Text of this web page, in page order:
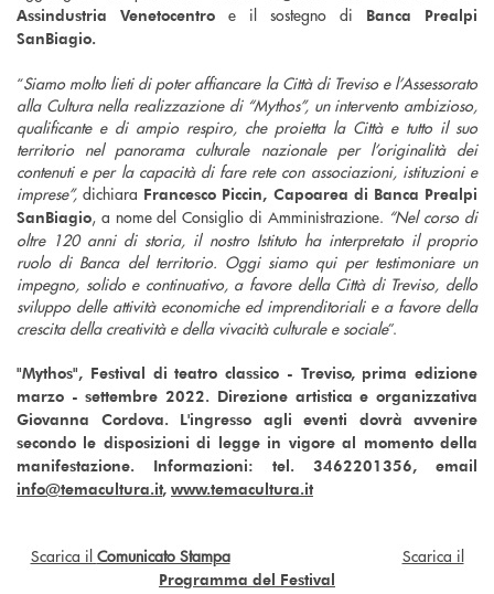
Assindustria Venetocentro e il sostegno di Banca Prealpi
SanBiagio.
“Siamo molto lieti di poter affiancare la Città di Treviso e l’Assessorato
alla Cultura nella realizzazione di “Mythos”, un intervento ambizioso,
qualificante e di ampio respiro, che proietta la Città e tutto il suo
territorio nel panorama culturale nazionale per l’originalità dei
contenuti e per la capacità di fare rete con associazioni, istituzioni e
imprese”,dichiara Francesco Piccin, Capoarea di Banca Prealpi
SanBiagio, a nome del Consiglio di Amministrazione. “Nel corso di
oltre 120 anni di storia, il nostro Istituto ha interpretato il proprio
ruolo di Banca del territorio. Oggi siamo qui per testimoniare un
impegno, solido e continuativo, a favore della Città di Treviso, dello
sviluppo delle attività economiche ed imprenditoriali e a favore della
crescita della creatività e della vivacità culturale e sociale”.
"Mythos", Festival di teatro classico - Treviso, prima edizione
marzo - settembre 2022. Direzione artistica e organizzativa
Giovanna Cordova. L'ingresso agli eventi dovrà avvenire
secondo le disposizioni di legge in vigore al momento della
manifestazione. Informazioni: tel. 3462201356, email
info@temacultura.it, www.temacultura.it
Scarica il Comunicato Stampa Scarica il
Programma del Festival